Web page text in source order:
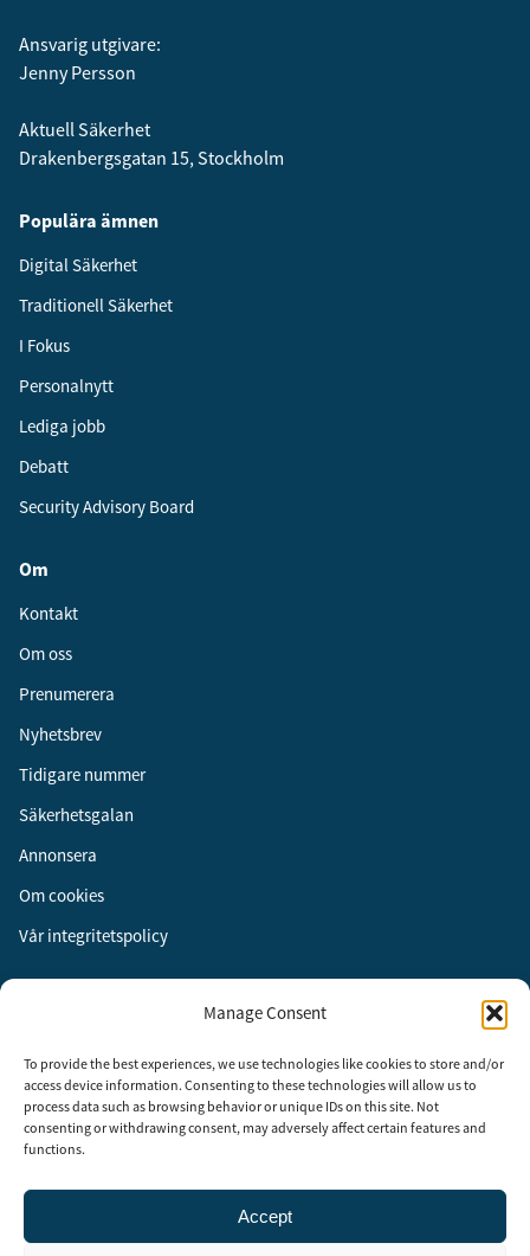
Manage Consent
To provide the best experiences, we use technologies like cookies to store and/or
access device information. Consenting to these technologies will allow us to
process data such as browsing behavior or unique IDs on this site. Not
consenting or withdrawing consent, may adversely affect certain features and
functions.
Accept
Ansvarig utgivare:
Jenny Persson
Aktuell Säkerhet
Drakenbergsgatan 15, Stockholm
Populära ämnen
Digital Säkerhet
Traditionell Säkerhet
I Fokus
Personalnytt
Lediga jobb
Debatt
Security Advisory Board
Om
Kontakt
Om oss
Prenumerera
Nyhetsbrev
Tidigare nummer
Säkerhetsgalan
Annonsera
Om cookies
Vår integritetspolicy
Instagram
LinkedIn